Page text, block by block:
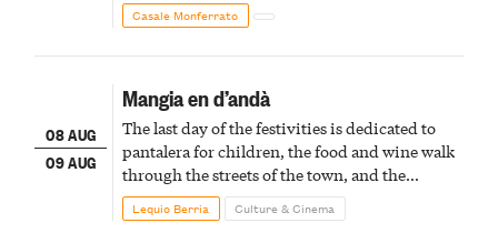
Casale Monferrato
08 AUG
09 AUG
Mangia en d’andà
The last day of the festivities is dedicated to
pantalera for children, the food and wine walk
through the streets of the town, and the
fireworks finale
Lequio Berria Culture & Cinema